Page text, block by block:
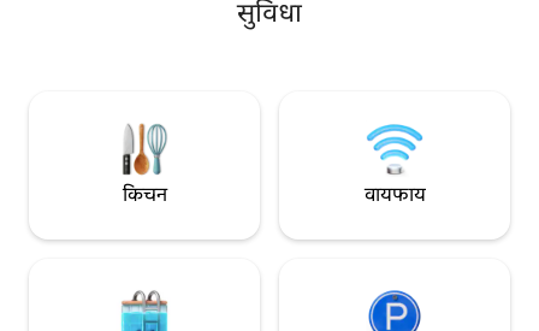
संध्याकाळच्या मेळाव्यासाठी आणि इंटिग्रेशनसाठी
सुविधा
किचन वायफाय